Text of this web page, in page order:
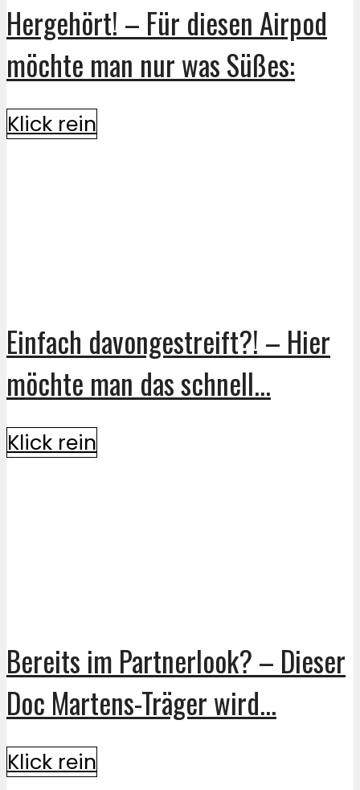
Hergehört! – Für diesen Airpod
möchte man nur was Süßes:
Klick rein
Einfach davongestreift?! – Hier
möchte man das schnell...
Klick rein
Bereits im Partnerlook? – Dieser
Doc Martens-Träger wird...
Klick rein